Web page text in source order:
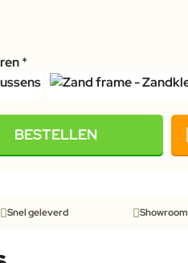
BESTELLEN
Snel geleverd Showroom